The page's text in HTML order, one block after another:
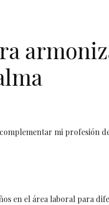
Revista
mi profesión
en el área laboral para